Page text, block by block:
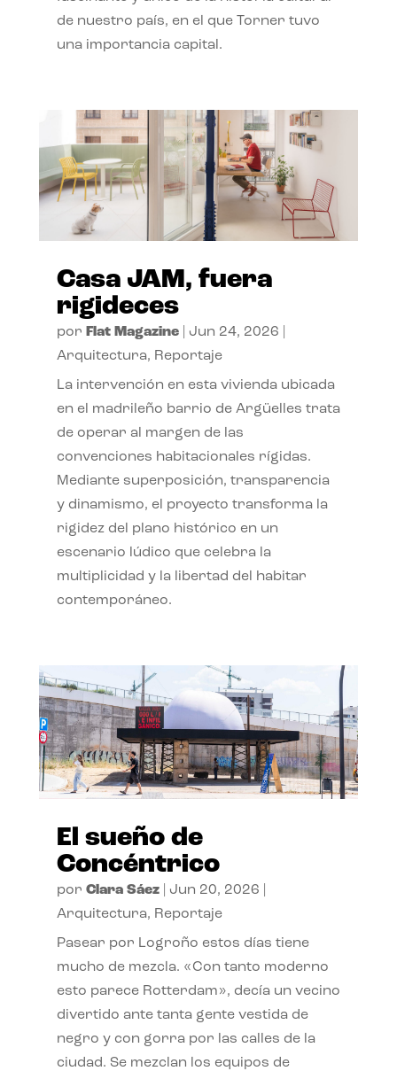
de nuestro país, en el que Torner tuvo
una importancia capital.
Casa JAM, fuera
rigideces
por Flat Magazine| Jun 24, 2026
Arquitectura, Reportaje
La intervención en esta vivienda ubicada
en el madrileño barrio de Argüelles trata
de operar al margen de las
convenciones habitacionales rígidas.
Mediante superposición, transparencia
y dinamismo, el proyecto transforma la
rigidez del plano histórico en un
escenario lúdico que celebra la
multiplicidad y la libertad del habitar
contemporáneo.
El sueño de
Concéntrico
por Clara Sáez| Jun 20, 2026
Arquitectura, Reportaje
Pasear por Logroño estos días tiene
mucho de mezcla. «Con tanto moderno
esto parece Rotterdam», decía un vecino
divertido ante tanta gente vestida de
negro y con gorra por las calles de la
ciudad. Se mezclan los equipos de